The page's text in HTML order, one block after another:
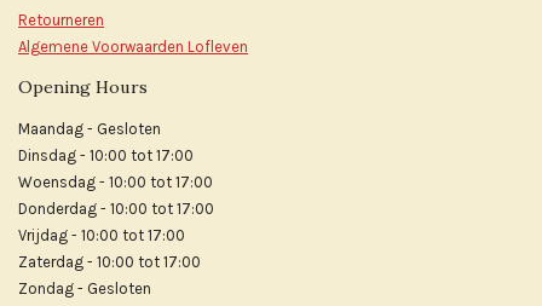
Retourneren
Algemene Voorwaarden Lofleven
Opening Hours
Maandag - Gesloten
Dinsdag - 10:00 tot 17:00
Woensdag - 10:00 tot 17:00
Donderdag - 10:00 tot 17:00
Vrijdag - 10:00 tot 17:00
Zaterdag - 10:00 tot 17:00
Zondag - Gesloten